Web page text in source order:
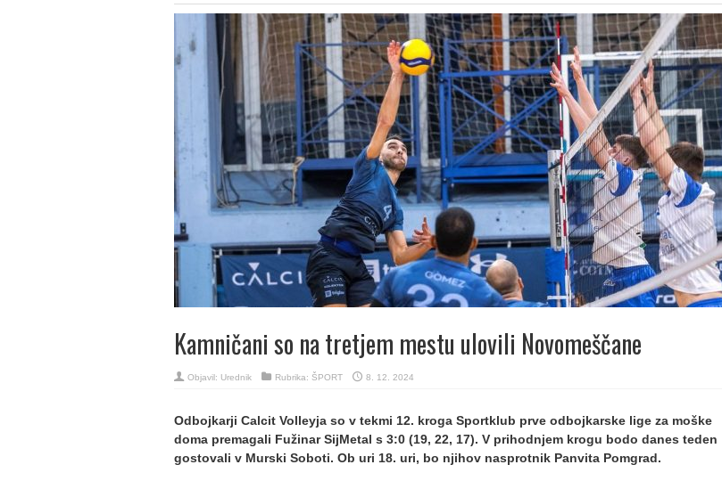
Kamničani so na tretjem mestu ulovili Novomeščane
Objavil: Urednik Rubrika: ŠPORT 8. 12. 2024
Odbojkarji Calcit Volleyja so v tekmi 12. kroga Sportklub prve odbojkarske lige za moške
doma premagali Fužinar SijMetal s 3:0 (19, 22, 17). V prihodnjem krogu bodo danes teden
gostovali v Murski Soboti. Ob uri 18. uri, bo njihov nasprotnik Panvita Pomgrad.